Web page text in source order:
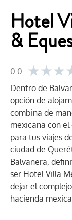
Hotel
&
0.0 ★★★
Dentro de
opción de
combina de
mexicana con
para tus viajes
ciudad de
Balvanera,
ser Hotel Villa
dejar el
hacienda